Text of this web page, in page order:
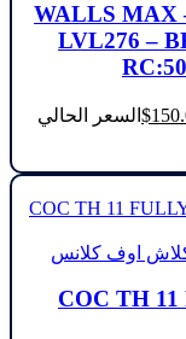
125 WALLS
LVL276 –
$ السعر الحالي
اوف كلانس
COC TH